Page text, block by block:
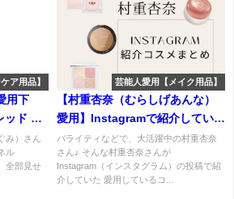
ア用品】
用下
ッド コ
・購入
み）さん
ル
全部見せ
芸能人愛用【メイク用品】
【村重杏奈（むらしげあんな）
愛用】Instagramで紹介していた
コスメまとめ♡
バライティなどで、大活躍中の村重杏奈
さん♪ そんな村重杏奈さんが
Instagram（インスタグラム）の投稿で紹
介していた 愛用しているコ...